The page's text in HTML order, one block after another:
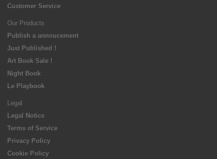
Customer Service
Our Products
Publish a annoucement
Just Published !
Art Book Sale !
Night Book
Le Playbook
Legal
Legal Notice
Terms of Service
Privacy Policy
Cookie Policy